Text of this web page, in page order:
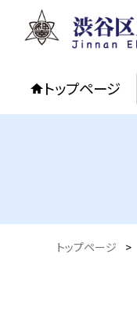
トップページ
トップページ >